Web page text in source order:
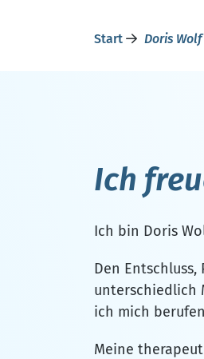
Start Doris Wolf
Ich
Ich bin Doris
Den
unterschiedlich
ich mich
Meine